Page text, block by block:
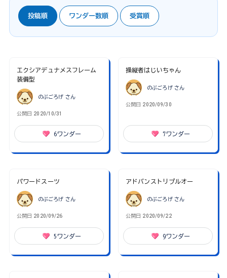
投稿順 ワンダー数順 受賞順
エクシアデュナメスフレーム
装備型
のぶごろげ さん
公開日 2020/10/31
6ワンダー
操縦者はじいちゃん
のぶごろげ さん
公開日 2020/09/30
7ワンダー
パワードスーツ
のぶごろげ さん
公開日 2020/09/26
5 ワンダー
アドバンストリプルオー
のぶごろげ さん
公開日 2020/09/22
9ワンダー